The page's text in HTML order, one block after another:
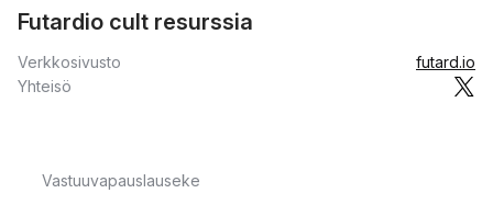
Futardio cult resurssia
Verkkosivusto
futard.io
Yhteisö
Vastuuvapauslauseke